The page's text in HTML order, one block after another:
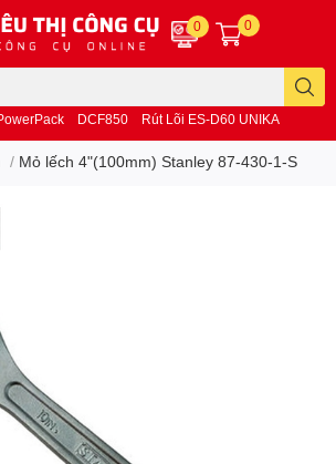
DCF850 Rút Lõi ES-D60 UNIKA
0 0
/ Mỏ lếch 4"(100mm) Stanley 87-430-1-S